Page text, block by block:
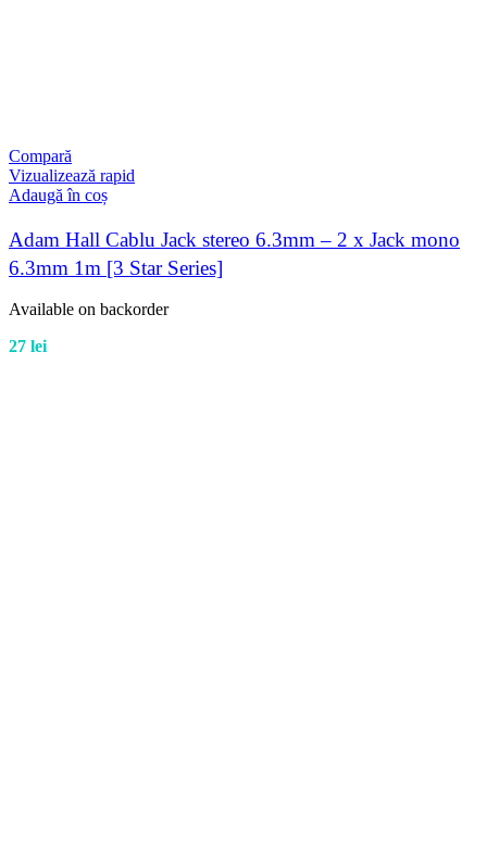
Compară
Vizualizează rapid
Adaugă în coș
Adam Hall Cablu Jack stereo 6.3mm – 2 x Jack mono
6.3mm 1m [3 Star Series]
Available on backorder
27 lei